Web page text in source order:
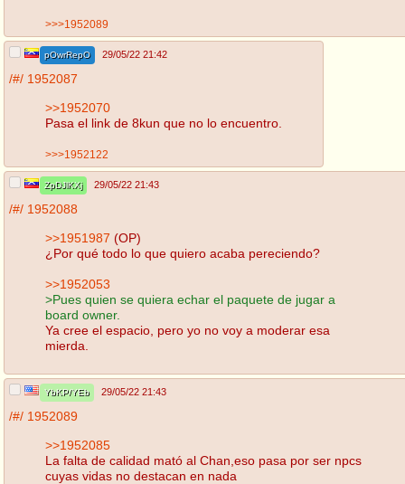
>>>1952089
pOwrRepO 29/05/22 21:42
/#/ 1952087
>>1952070
Pasa el link de 8kun que no lo encuentro.
>>>1952122
ZpDJlKXj 29/05/22 21:43
/#/ 1952088
>>1951987 (OP)
¿Por qué todo lo que quiero acaba pereciendo?
>>1952053
>Pues quien se quiera echar el paquete de jugar a
board owner.
Ya cree el espacio, pero yo no voy a moderar esa
mierda.
YbKP/YEb 29/05/22 21:43
/#/ 1952089
>>1952085
La falta de calidad mató al Chan,eso pasa por ser npcs
cuyas vidas no destacan en nada